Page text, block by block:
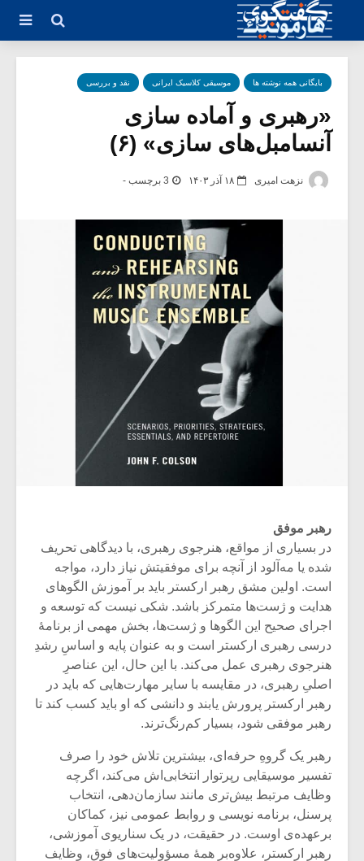
بایگانی همه نوشته ها موسیقی کلاسیک ایرانی نقد و بررسی
«رهبری و آماده سازی
آنسامبل‌های سازی» (۶)
نزهت امیری ۱۸ آذر ۱۴۰۳ 3 برچسب -
رهبر موفق
در بسیاری از مواقع، هنرجوی رهبری، با دیدگاهی تحریف
شده یا مه‌آلود از آنچه برای موفقیتش نیاز دارد، مواجه
است. اولین مشق رهبر ارکستر باید بر آموزش الگوهای
هدایت و ژست‌ها متمرکز باشد. شکی نیست که توسعه و
اجرای صحیح این الگوها و ژست‌ها، بخش مهمی از برنامۀ‌
درسی رهبری ارکستر است و به عنوان پایه‌ و اساسِ رشدِ
هنرجوی رهبری عمل می‌کند. با این حال، این عناصرِ
اصلیِ رهبری، در مقایسه با سایر مهارت‌هایی که باید در
رهبر ارکستر پرورش یابند و دانشی که او باید کسب کند تا
رهبر موفقی شود، بسیار کم‌رنگ‌ترند.
رهبر یک گروهِ حرفه‌ای، بیشترین تلاش خود را صرف
تفسیر موسیقایی رپرتوار انتخابی‌اش می‌کند، اگرچه
وظایف مرتبط بیش‌تری مانند سازمان‌دهی، انتخاب
پرسنل، برنامه نویسی و روابط عمومی نیز، کماکان
برعهده‌ی اوست. در حقیقت، در یک سناریوی آموزشی،
رهبر ارکستر، ‌علاوه‌بر همۀ‌ مسؤولیت‌های فوق، وظایف